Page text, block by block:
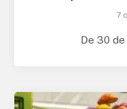
7
De 30 de